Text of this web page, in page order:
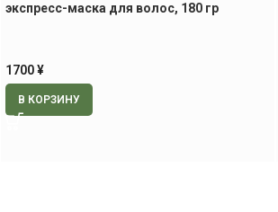
экспресс-маска для волос, 180 гр
1700¥
В КОРЗИНУ